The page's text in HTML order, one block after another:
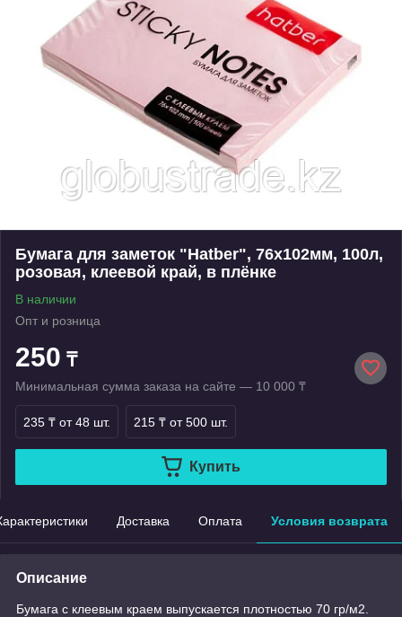
Бумага для заметок "Hatber", 76х102мм, 100л,
розовая, клеевой край, в плёнке
В наличии
Опт и розница
250 ₸
Минимальная сумма заказа на сайте — 10 000 ₸
235 ₸ от 48 шт. 215 ₸ от 500 шт.
Купить
Доставка Оплата Условия возврата
Описание
Бумага с клеевым краем выпускается плотностью 70 гр/м2.